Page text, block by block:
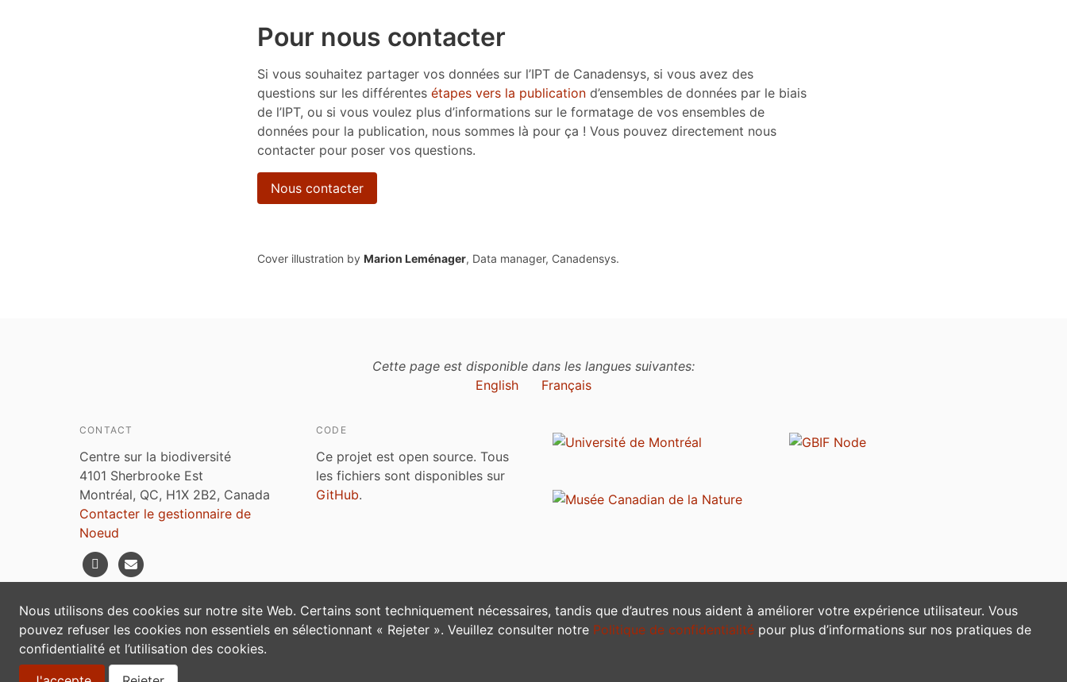
Pour nous contacter
Si vous souhaitez partager vos données sur l’IPT de Canadensys, si vous avez des
questions sur les différentes étapes vers la publication d’ensembles de données par le biais
de l’IPT, ou si vous voulez plus d’informations sur le formatage de vos ensembles de
données pour la publication, nous sommes là pour ça ! Vous pouvez directement nous
contacter pour poser vos questions.
Nous contacter
Cover illustration by Marion Leménager, Data manager, Canadensys.
Nous utilisons des cookies sur notre site Web. Certains sont techniquement nécessaires, tandis que d’autres nous aident à améliorer votre expérience utilisateur. Vous
pouvez refuser les cookies non essentiels en sélectionnant « Rejeter ». Veuillez consulter notre Politique de confidentialité pour plus d’informations sur nos pratiques de
confidentialité et l’utilisation des cookies.
Cette page est disponible dans les langues suivantes:
English
Français
CONTACT
Centre sur la biodiversité
4101 Sherbrooke Est
Montréal, QC, H1X 2B2, Canada
Contacter le gestionnaire de
Noeud
CODE
Ce projet est open source. Tous
les fichiers sont disponibles sur
GitHub.